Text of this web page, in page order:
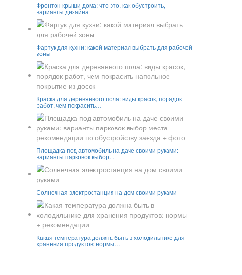
Фронтон крыши дома: что это, как обустроить,
варианты дизайна
Фартук для кухни: какой материал выбрать для рабочей
зоны
Краска для деревянного пола: виды красок, порядок
работ, чем покрасить…
Площадка под автомобиль на даче своими руками:
варианты парковок выбор…
Солнечная электростанция на дом своими руками
Какая температура должна быть в холодильнике для
хранения продуктов: нормы…